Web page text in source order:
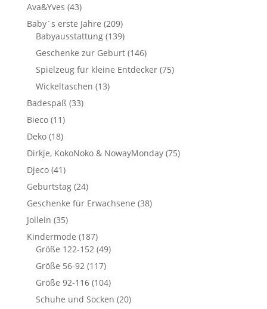
Ava&Yves (43)
Baby´s erste Jahre (209)
Babyausstattung (139)
Geschenke zur Geburt (146)
Spielzeug für kleine Entdecker (75)
Wickeltaschen (13)
Badespaß (33)
Bieco (11)
Deko (18)
Dirkje, KokoNoko & NowayMonday (75)
Djeco (41)
Geburtstag (24)
Geschenke für Erwachsene (38)
Jollein (35)
Kindermode (187)
Größe 122-152 (49)
Größe 56-92 (117)
Größe 92-116 (104)
Schuhe und Socken (20)